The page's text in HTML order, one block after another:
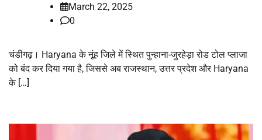
March 22, 2025
0
चंडीगढ़। Haryana के नूंह जिले में स्थित पुन्हाना-जुरहेड़ा रोड टोल प्लाजा
को बंद कर दिया गया है, जिससे अब राजस्थान, उत्तर प्रदेश और Haryana
के […]